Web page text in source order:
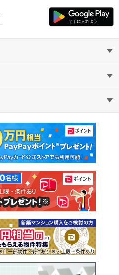
中古マンション
中古一戸建て
土地
教えて！住まいの先生